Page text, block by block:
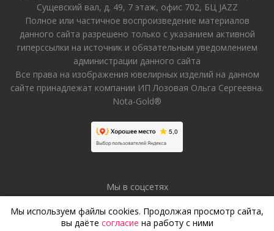
Сущевский вал, д. 49, 7 этаж, офис 702, БЦ JAZZ
Полное или частичное воспроизведение материалов
данного сайта разрешено только с указанием активной
гиперссылки на источник и обязательным уведомлением
администрации данного сайта
Все права на изображения ювелирных изделий на данном
сайте принадлежат компании ИП Лозовая Ольга Сергеевна.
Nota-Gold®
Мы в соцсетях
Мы используем файлы cookies. Продолжая просмотр сайта,
вы даёте согласие на работу с ними